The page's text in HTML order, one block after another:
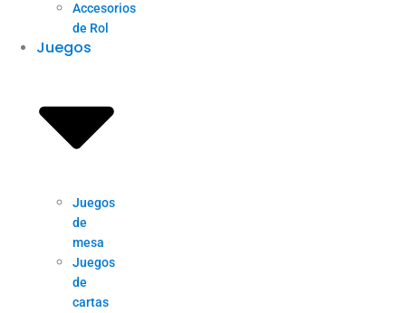
Accesorios
de Rol
Juegos
Juegos
de
mesa
Juegos
de
cartas